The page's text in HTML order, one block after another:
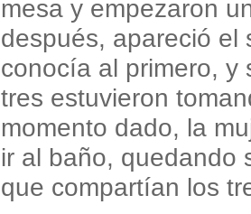
mesa y empezaron
después, apareció el
conocía al primero, y
tres estuvieron
momento dado, la
ir al baño, quedando
que compartían los